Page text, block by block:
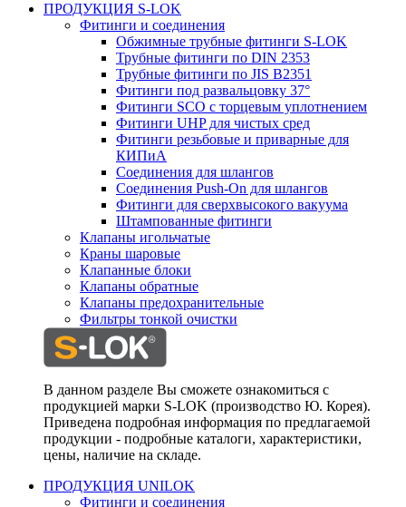
ПРОДУКЦИЯ S-LOK
Фитинги и соединения
Обжимные трубные фитинги S-LOK
Трубные фитинги по DIN 2353
Трубные фитинги по JIS B2351
Фитинги под развальцовку 37°
Фитинги SCO с торцевым уплотнением
Фитинги UHP для чистых сред
Фитинги резьбовые и приварные для
КИПиА
Соединения для шлангов
Соединения Push-On для шлангов
Фитинги для сверхвысокого вакуума
Штампованные фитинги
Клапаны игольчатые
Краны шаровые
Клапанные блоки
Клапаны обратные
Клапаны предохранительные
Фильтры тонкой очистки
В данном разделе Вы сможете ознакомиться с
продукцией марки S-LOK (производство Ю. Корея).
Приведена подробная информация по предлагаемой
продукции - подробные каталоги, характеристики,
цены, наличие на складе.
ПРОДУКЦИЯ UNILOK
Фитинги и соединения